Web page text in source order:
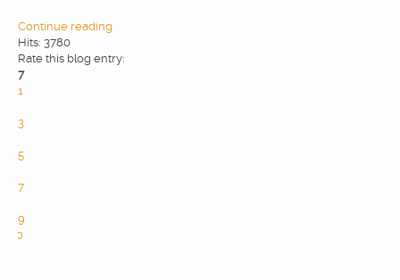
SERVICES
Continue reading
Hits: 3780
Rate this blog entry:
7
1
3
5
7
9
10